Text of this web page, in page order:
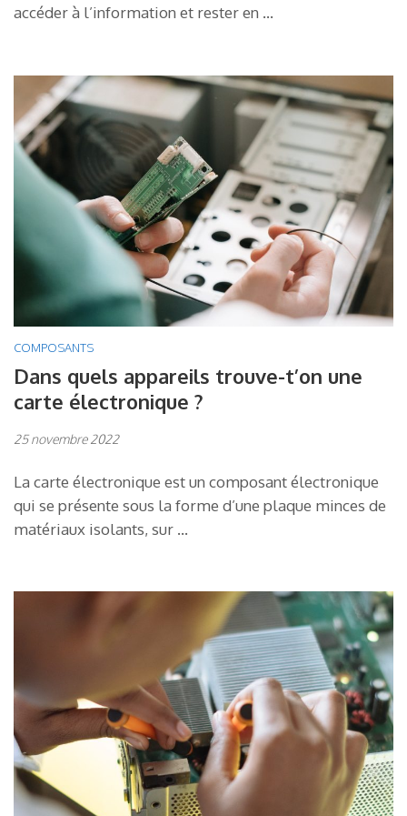
accéder à l’information et rester en …
COMPOSANTS
Dans quels appareils trouve-t’on une
carte électronique ?
25 novembre 2022
La carte électronique est un composant électronique
qui se présente sous la forme d’une plaque minces de
matériaux isolants, sur …